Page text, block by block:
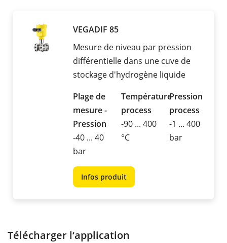
VEGADIF 85
Mesure de niveau par pression
différentielle dans une cuve de
stockage d'hydrogène liquide
Plage de
mesure -
Pression
-40 ... 40
bar
Température
process
-90 ... 400
°C
Pression
process
-1 ... 400
bar
Infos produit
Télécharger l‘application